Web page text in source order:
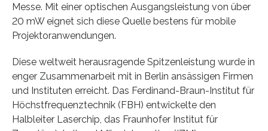
Messe. Mit einer optischen Ausgangsleistung von über
20 mW eignet sich diese Quelle bestens für mobile
Projektoranwendungen.
Diese weltweit herausragende Spitzenleistung wurde in
enger Zusammenarbeit mit in Berlin ansässigen Firmen
und Instituten erreicht. Das Ferdinand-Braun-Institut für
Höchstfrequenztechnik (FBH) entwickelte den
Halbleiter Laserchip, das Fraunhofer Institut für